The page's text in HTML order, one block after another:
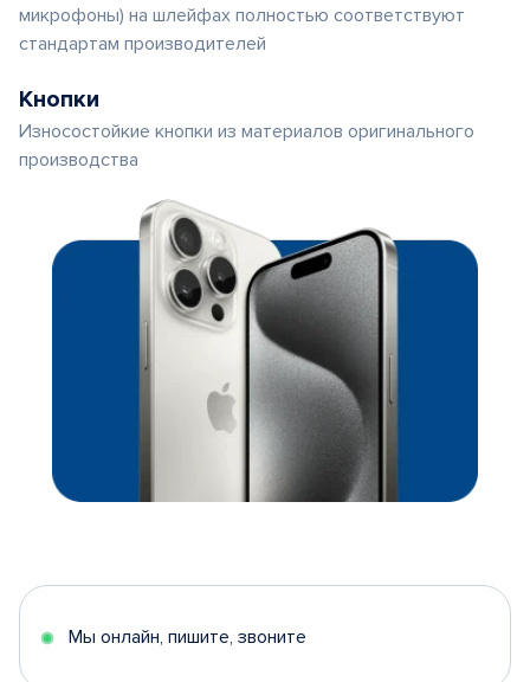
микрофоны) на шлейфах полностью соответствуют
стандартам производителей
Кнопки
Износостойкие кнопки из материалов оригинального
производства
Мы онлайн, пишите, звоните